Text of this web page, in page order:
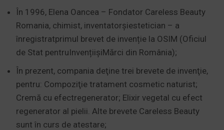
În 1996, Elena Oancea – Fondator Careless Beauty
Romania, chimist, inventatorșiestetician – a
înregistratprimul brevet de invenție la OSIM (Oficiul
de Stat pentruInvențiișiMărci din România);
În prezent, compania deţine trei brevete de invenţie,
pentru: Compoziţie tratament cosmetic naturist;
Cremă cu efectregenerator; Elixir vegetal cu efect
regenerator al pielii. Alte brevete Careless Beauty
sunt în curs de atestare;